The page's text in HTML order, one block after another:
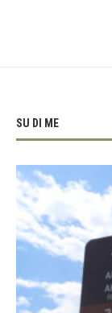
SU DI ME